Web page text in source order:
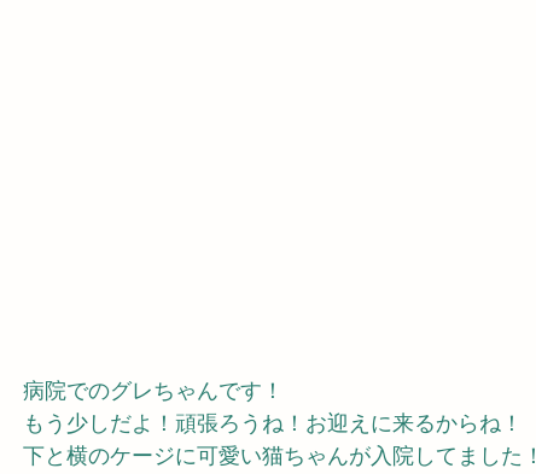
病院でのグレちゃんです！
もう少しだよ！頑張ろうね！お迎えに来るからね！
下と横のケージに可愛い猫ちゃんが入院してました！